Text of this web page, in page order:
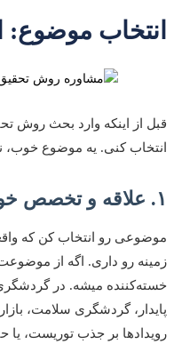
انتخاب موضوع:
قبل از اینکه وارد بحث روش
انتخاب کنی. یه موضوع خوب،
۱. علاقه و تخصص خودت
موضوعی رو انتخاب کن که
زمینه رو داری. اگه از
خسته‌کننده میشه. در
پایدار، گردشگری سلامت،
رویدادها بر جذب توریست، یا